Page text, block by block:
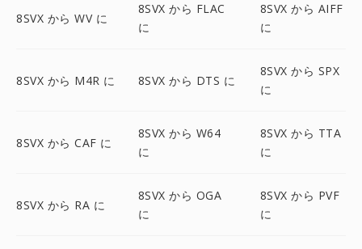
8SVX から WV に
8SVX から FLAC
に
8SVX から AIFF
に
8SVX から M4R に 8SVX から DTS に
8SVX から SPX
に
8SVX から CAF に
8SVX から W64
に
8SVX から TTA
に
8SVX から RA に
8SVX から OGA
に
8SVX から PVF
に